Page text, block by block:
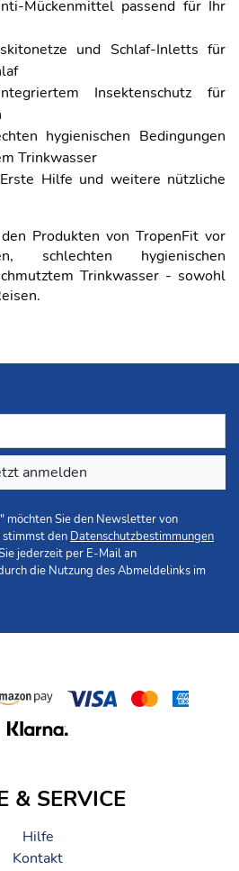
Mückenmittel passend für Ihr
und Schlaf-Inletts für
Insektenschutz für
hygienischen Bedingungen
Trinkwasser
Hilfe und weitere nützliche
Produkten von TropenFit vor
schlechten hygienischen
Trinkwasser - sowohl
anmelden
möchten Sie den Newsletter von
stimmst den Datenschutzbestimmungen
jederzeit per E-Mail an
die Nutzung des Abmeldelinks im
& SERVICE
Hilfe
Kontakt